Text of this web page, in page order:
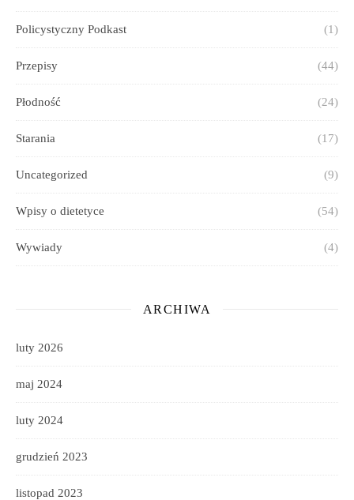
Policystyczny Podkast (1)
Przepisy (44)
Płodność (24)
Starania (17)
Uncategorized (9)
Wpisy o dietetyce (54)
Wywiady (4)
ARCHIWA
luty 2026
maj 2024
luty 2024
grudzień 2023
listopad 2023